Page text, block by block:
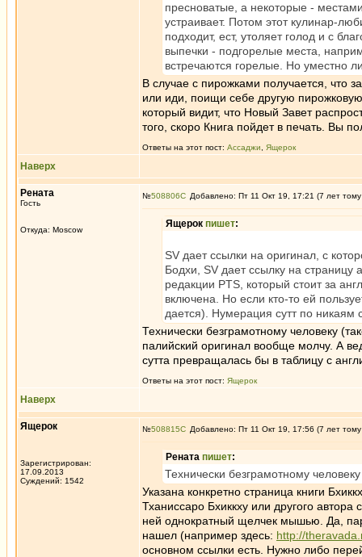
пресноватые, а некоторые -
устраивает. Потом этот кулинар-
подходит, ест, утоляет голод и с
выпечки - подгорелые места,
встречаются горелые. Но уместно
В случае с пирожками получается, что
или иди, поищи себе другую
который видит, что Новый Завет
того, скоро Книга пойдет в печать. Вы
Ответы на этот пост: Ассаджи Ящерок
Наверх
Рената
Гость
Откуда: Moscow
№508806 Добавлено: Пт 11 Окт 19, 17:21 (7 лет
Ящерок пишет:
SV дает ссылки на оригинал, с
Бодхи, SV дает ссылку на страницу
редакции PTS, который стоит за
включена. Но если кто-то ей
дается). Нумерация сутт по
Технически безграмотному человеку
палийский оригинал вообще молчу. А
сутта превращалась бы в таблицу с
Ответы на этот пост: Ящерок
Наверх
Ящерок
Зарегистрирован:
17.09.2013
Суждений: 1542
№508815 Добавлено: Пт 11 Окт 19, 17:56 (7 лет
Рената пишет:
Технически безграмотному
Указана конкретно страница книги
Тханиссаро Бхиккху или другого автора
ней однократный щелчек мышью. Да,
нашел (например здесь: http://
основном ссылки есть. Нужно либо